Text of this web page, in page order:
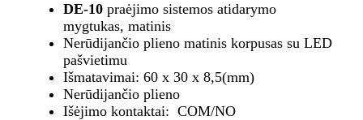
DE-10praėjimo sistemos atidarymo
mygtukas, matinis
Nerūdijančio plieno matinis korpusas su LED
pašvietimu
Išmatavimai: 60 x 30 x 8,5(mm)
Nerūdijančio plieno
Išėjimo kontaktai: COM/NO